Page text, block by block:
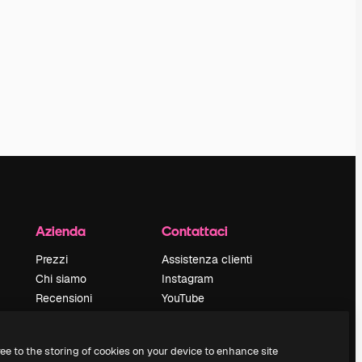
Azienda
Prezzi
Chi siamo
Recensioni
Blog
Contattaci
Assistenza clienti
Instagram
YouTube
Discord
to the storing of cookies on your device to enhance site